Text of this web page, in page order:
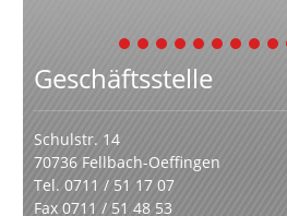
1 2 3 4 5 6 7 8 9
Geschäftsstelle
Schulstr. 14
70736 Fellbach-Oeffingen
Tel. 0711 / 51 17 07
Fax 0711 / 51 48 53